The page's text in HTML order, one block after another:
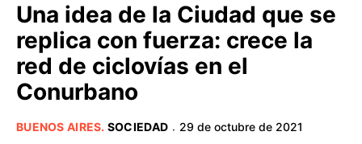
BUENOS AIRES
PROVINCIAS
Una idea de la Ciudad que se
replica con fuerza: crece la
red de ciclovías en el
Conurbano
BUENOS AIRES. SOCIEDAD · 29 de octubre de 2021